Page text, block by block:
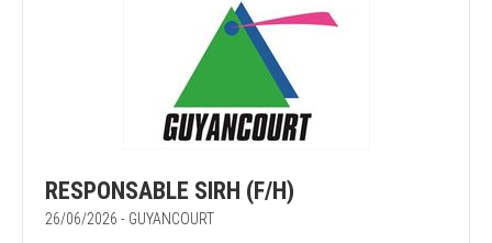
RESPONSABLE SIRH (F/H)
26/06/2026 - GUYANCOURT